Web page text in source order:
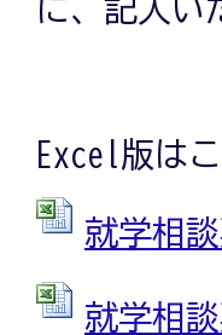
に、記入い
Excel版は
就学相
就学相